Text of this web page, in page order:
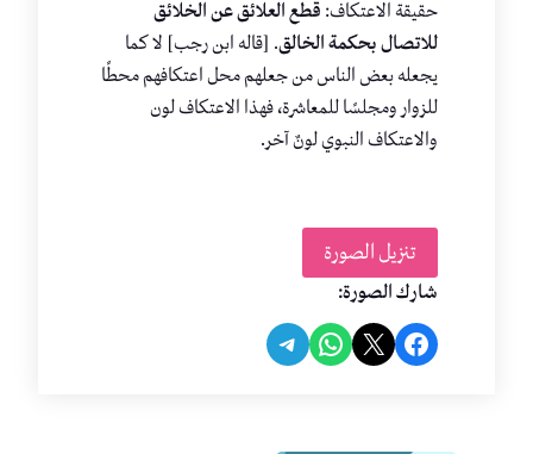
حقيقة الاعتكاف: قطع العلائق عن الخلائق
للاتصال بحكمة الخالق. [قاله ابن رجب] لا كما
يجعله بعض الناس من جعلهم محل اعتكافهم محطًا
للزوار ومجلسًا للمعاشرة، فهذا الاعتكاف لون
والاعتكاف النبوي لونٌ آخر.
تنزيل الصورة
شارك الصورة:
Share on Facebook
Share on X
Share on WhatsApp
Share on Telegram